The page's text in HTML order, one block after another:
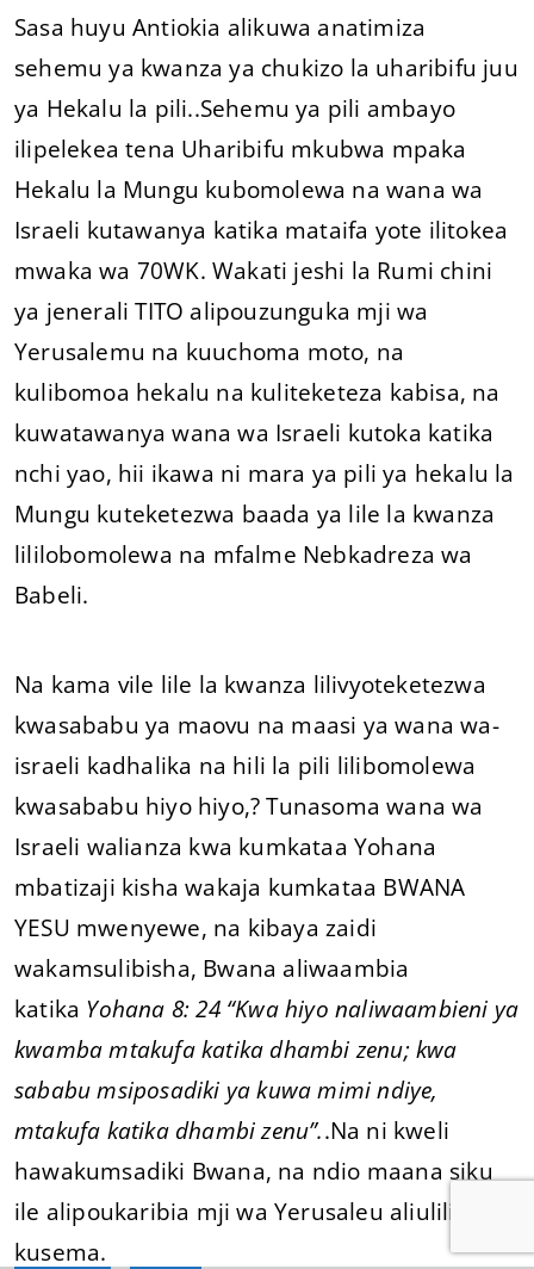
Sasa huyu Antiokia alikuwa anatimiza
sehemu ya kwanza ya chukizo la uharibifu juu
ya Hekalu la pili..Sehemu ya pili ambayo
ilipelekea tena Uharibifu mkubwa mpaka
Hekalu la Mungu kubomolewa na wana wa
Israeli kutawanya katika mataifa yote ilitokea
mwaka wa 70WK. Wakati jeshi la Rumi chini
ya jenerali TITO alipouzunguka mji wa
Yerusalemu na kuuchoma moto, na
kulibomoa hekalu na kuliteketeza kabisa, na
kuwatawanya wana wa Israeli kutoka katika
nchi yao, hii ikawa ni mara ya pili ya hekalu la
Mungu kuteketezwa baada ya lile la kwanza
lililobomolewa na mfalme Nebkadreza wa
Babeli.
Na kama vile lile la kwanza lilivyoteketezwa
kwasababu ya maovu na maasi ya wana wa-
israeli kadhalika na hili la pili lilibomolewa
kwasababu hiyo hiyo,? Tunasoma wana wa
Israeli walianza kwa kumkataa Yohana
mbatizaji kisha wakaja kumkataa BWANA
YESU mwenyewe, na kibaya zaidi
wakamsulibisha, Bwana aliwaambia
katika Yohana 8: 24 “Kwa hiyo naliwaambieni ya
kwamba mtakufa katika dhambi zenu; kwa
sababu msiposadiki ya kuwa mimi ndiye,
mtakufa katika dhambi zenu”..Na ni kweli
hawakumsadiki Bwana, na ndio maana siku
ile alipoukaribia mji wa Yerusaleu aliulilia na
kusema.